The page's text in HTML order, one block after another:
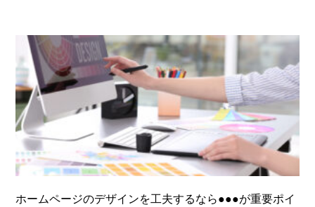
ホームページのデザインを工夫するなら●●●が重要ポイ